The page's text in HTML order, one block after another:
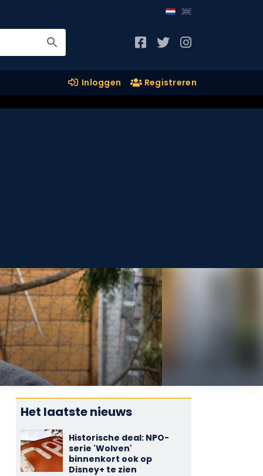
Inloggen Registreren
Het laatste nieuws
Historische deal: NPO-
serie 'Wolven'
binnenkort ook op
Disney+ te zien